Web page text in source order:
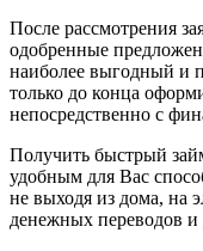
После рассмотрения
одобренные
наиболее выгодный и
только до конца
непосредственно с
Получить быстрый
удобным для Вас
не выходя из дома, на
денежных переводов и